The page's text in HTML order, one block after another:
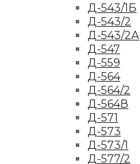
Д-543/1Б
Д-543/2
Д-543/2А
Д-547
Д-559
Д-564
Д-564/2
Д-564В
Д-571
Д-573
Д-573/1
Д-577/2